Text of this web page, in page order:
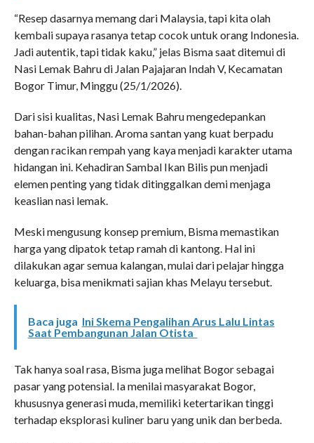
“Resep dasarnya memang dari Malaysia, tapi kita olah
kembali supaya rasanya tetap cocok untuk orang Indonesia.
Jadi autentik, tapi tidak kaku,” jelas Bisma saat ditemui di
Nasi Lemak Bahru di Jalan Pajajaran Indah V, Kecamatan
Bogor Timur, Minggu (25/1/2026).
Dari sisi kualitas, Nasi Lemak Bahru mengedepankan
bahan-bahan pilihan. Aroma santan yang kuat berpadu
dengan racikan rempah yang kaya menjadi karakter utama
hidangan ini. Kehadiran Sambal Ikan Bilis pun menjadi
elemen penting yang tidak ditinggalkan demi menjaga
keaslian nasi lemak.
Meski mengusung konsep premium, Bisma memastikan
harga yang dipatok tetap ramah di kantong. Hal ini
dilakukan agar semua kalangan, mulai dari pelajar hingga
keluarga, bisa menikmati sajian khas Melayu tersebut.
Baca juga Ini Skema Pengalihan Arus Lalu Lintas
Saat Pembangunan Jalan Otista
Tak hanya soal rasa, Bisma juga melihat Bogor sebagai
pasar yang potensial. Ia menilai masyarakat Bogor,
khususnya generasi muda, memiliki ketertarikan tinggi
terhadap eksplorasi kuliner baru yang unik dan berbeda.